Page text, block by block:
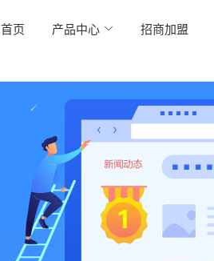
首页 产品中心 招商加盟